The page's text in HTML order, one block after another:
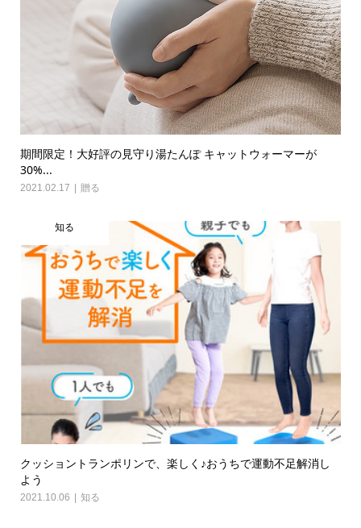
期間限定！大好評の見守り湯たんぽ キャットウォーマーが
30%...
2021.02.17 贈る
知る
クッショントランポリンで、楽しく♪おうちで運動不足解消し
よう
2021.10.06 知る